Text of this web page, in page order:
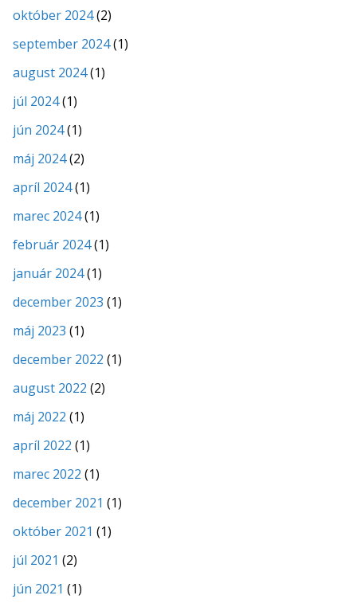
október 2024(2)
september 2024(1)
august 2024(1)
júl 2024(1)
jún 2024(1)
máj 2024(2)
apríl 2024(1)
marec 2024(1)
február 2024(1)
január 2024(1)
december 2023 (1)
máj 2023 (1)
december 2022 (1)
august 2022 (2)
máj 2022 (1)
apríl 2022 (1)
marec 2022 (1)
december 2021 (1)
október 2021 (1)
júl 2021 (2)
jún 2021 (1)